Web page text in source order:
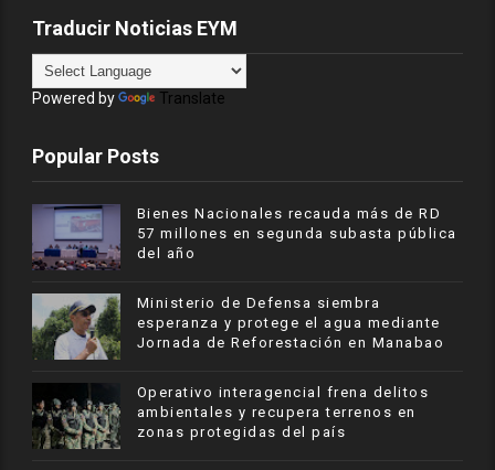
Traducir Noticias EYM
Powered by Translate
Popular Posts
Bienes Nacionales recauda más de RD
57 millones en segunda subasta pública
del año
Ministerio de Defensa siembra
esperanza y protege el agua mediante
Jornada de Reforestación en Manabao
Operativo interagencial frena delitos
ambientales y recupera terrenos en
zonas protegidas del país